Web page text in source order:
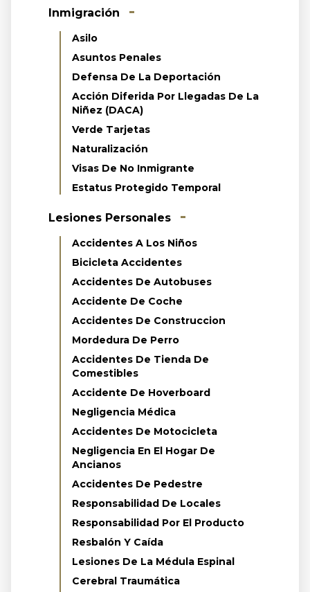
Inmigración
Asilo
Asuntos Penales
Defensa De La Deportación
Acción Diferida Por Llegadas De La
Niñez (DACA)
Verde Tarjetas
Naturalización
Visas De No Inmigrante
Estatus Protegido Temporal
Lesiones Personales
Accidentes A Los Niños
Bicicleta Accidentes
Accidentes De Autobuses
Accidente De Coche
Accidentes De Construccion
Mordedura De Perro
Accidentes De Tienda De
Comestibles
Accidente De Hoverboard
Negligencia Médica
Accidentes De Motocicleta
Negligencia En El Hogar De
Ancianos
Accidentes De Pedestre
Responsabilidad De Locales
Responsabilidad Por El Producto
Resbalón Y Caída
Lesiones De La Médula Espinal
Cerebral Traumática